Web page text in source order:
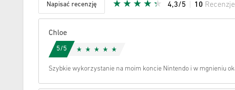
Napisać recenzję 4,3/5 10 Recenzje
Chloe
5/5
Szybkie wykorzystanie na moim koncie Nintendo i w mgnieniu